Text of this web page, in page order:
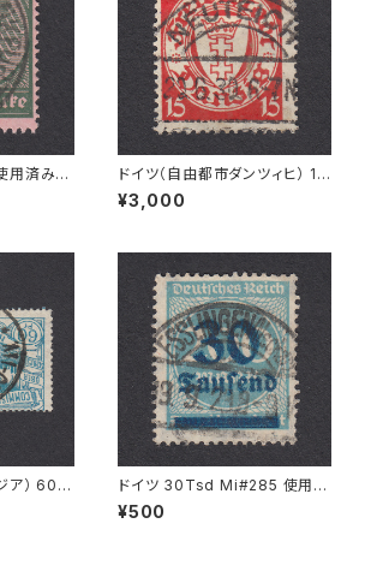
用済み切
ドイツ（自由都市ダンツィヒ） 15
Pf Mi#214 使用済み切手｜NE
UTEICH 20.6.1930
¥3,000
ア） 60P
｜PONI
ドイツ 30Tsd Mi#285 使用済
み切手｜ESSLINGEN (Necka
r) 19.9.1923
¥500